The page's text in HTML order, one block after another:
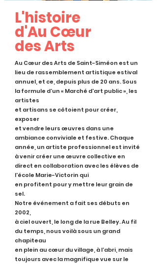
L'histoire
d'Au Cœur
des Arts
Au Cœur des Arts de Saint-Siméon est un
lieu de rassemblement artistique estival
annuel, et ce, depuis plus de 20 ans.Sous
la formule d’un « Marché d'art public », les
artistes
et artisans se côtoient pour créer,
exposer
et vendre leurs œuvres dans une
ambiance conviviale et festive. Chaque
année, un artiste professionnel est invité
à venir créer une œuvre collective en
direct en collaboration avec les élèves de
l'école Marie-Victorin qui
en profitent pour y mettre leur grain de
sel.
Notre événement a fait ses débuts en
2002,
à ciel ouvert, le long de la rue Belley. Au fil
du temps, nous voilà sous un grand
chapiteau
en plein au cœur du village, à l’abri, mais
toujours avec la magnifique vue sur le